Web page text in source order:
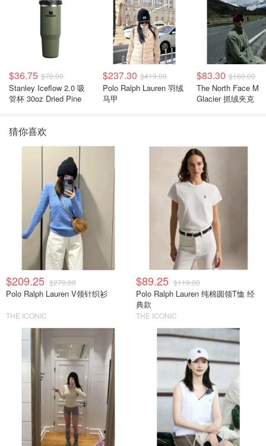
$36.75 $70.00
Stanley Iceflow 2.0 吸
管杯 30oz Dried Pine
$237.30 $419.00
Polo Ralph Lauren 羽绒
马甲
$83.30 $160.00
The North Face M
Glacier 抓绒夹克
猜你喜欢
$209.25 $279.00
Polo Ralph Lauren V领针织衫
THE ICONIC
$89.25 $119.00
Polo Ralph Lauren 纯棉圆领T恤 经
典款
THE ICONIC